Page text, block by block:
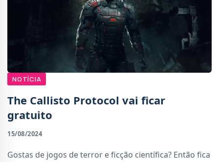
NOTÍCIA
The Callisto Protocol vai ficar
gratuito
15/08/2024
Gostas de jogos de terror e ficção científica? Então fica